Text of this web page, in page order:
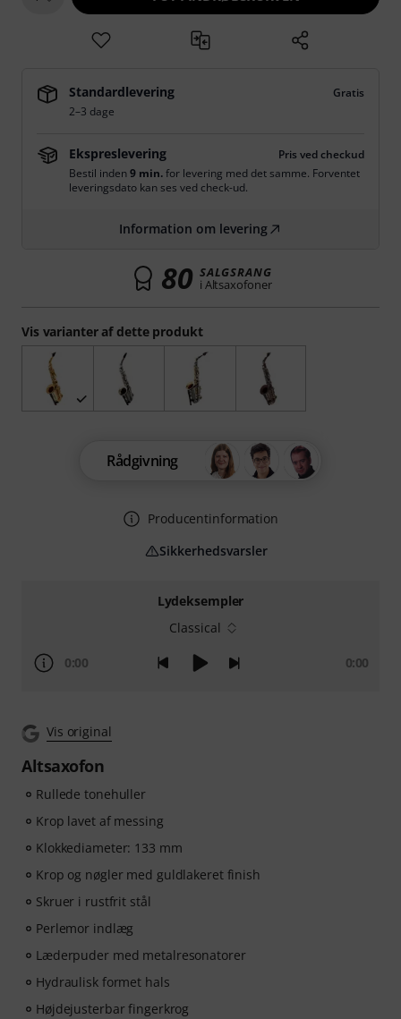
Lydeksempler
Classical
0:00 0:00
Vis original
Altsaxofon
Rullede tonehuller
Krop lavet af messing
Klokkediameter: 133 mm
Krop og nøgler med guldlakeret finish
Skruer i rustfrit stål
Perlemor indlæg
Læderpuder med metalresonatorer
Hydraulisk formet hals
Højdejusterbar fingerkrog
Vis varianter af dette produkt
Standardlevering
Gratis
2–3 dage
Ekspreslevering
Pris ved checkud
Bestil inden9 min.for levering med det samme. Forventet
leveringsdato kan ses ved check-ud.
Information om levering
80 SALGSRANG
i Altsaxofoner
Rådgivning
Producentinformation
Sikkerhedsvarsler